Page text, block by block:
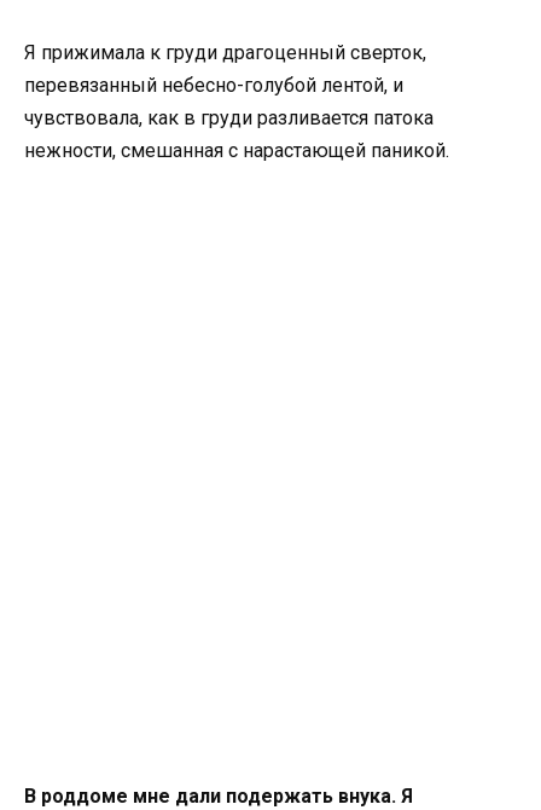
Я прижимала к груди драгоценный сверток,
перевязанный небесно-голубой лентой, и
чувствовала, как в груди разливается патока
нежности, смешанная с нарастающей паникой.
В роддоме мне дали подержать внука. Я